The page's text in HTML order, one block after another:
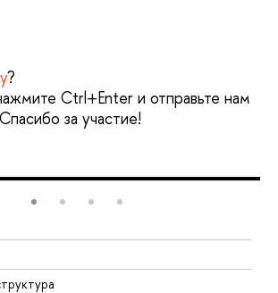
?
Ctrl+Enter и отправьте нам
за участие!